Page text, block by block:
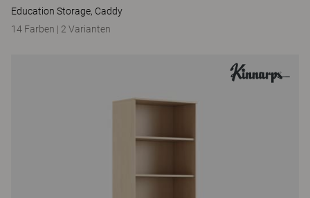
Education Storage, Caddy
14 Farben | 2 Varianten